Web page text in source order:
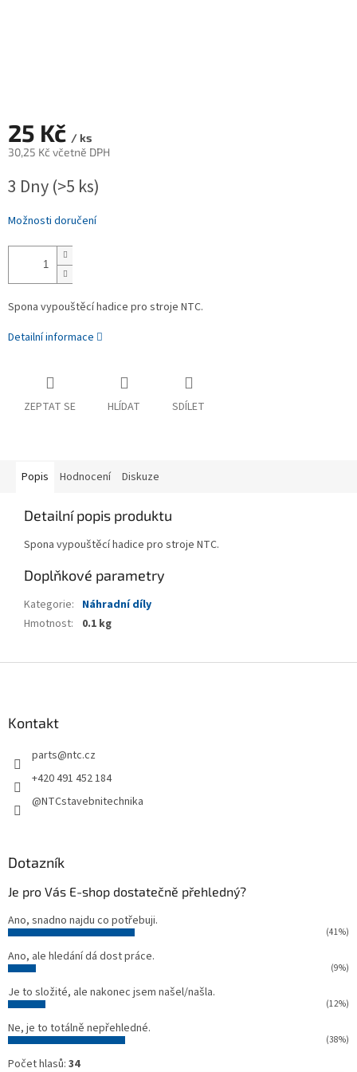
25 Kč / ks
30,25 Kč včetně DPH
cena:
3 Dny(>5 ks)
Možnosti doručení
Spona vypouštěcí hadice pro stroje NTC.
Detailní informace
ZEPTAT SE HLÍDAT SDÍLET
Popis Hodnocení Diskuze
Detailní popis produktu
Spona vypouštěcí hadice pro stroje NTC.
Doplňkové parametry
Kategorie: Náhradní díly
Hmotnost: 0.1 kg
Kontakt
parts@ntc.cz
+420 491 452 184
@NTCstavebnitechnika
Dotazník
Je pro Vás E-shop dostatečně přehledný?
Ano, snadno najdu co potřebuji.
(41%)
Ano, ale hledání dá dost práce.
(9%)
Je to složité, ale nakonec jsem našel/našla.
(12%)
Ne, je to totálně nepřehledné.
(38%)
Počet hlasů: 34